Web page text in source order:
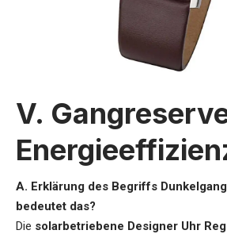
V.
A. Erklärung des Begriffs
bedeutet das?
Die solarbetriebene Designer Uhr